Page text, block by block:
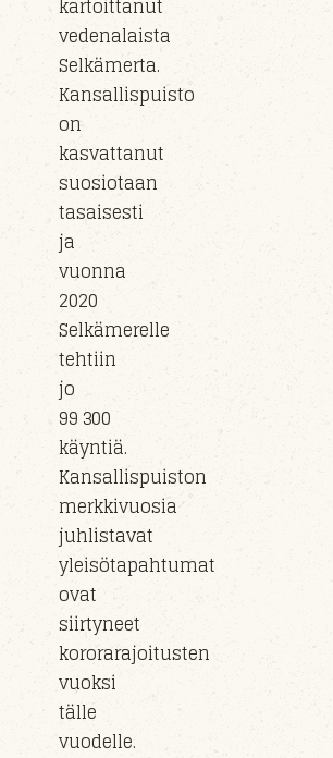
kartoittanut
vedenalaista
Selkämerta.
Kansallispuisto
on
kasvattanut
suosiotaan
tasaisesti
ja
vuonna
2020
Selkämerelle
tehtiin
jo
99 300
käyntiä.
Kansallispuiston
merkkivuosia
juhlistavat
yleisötapahtumat
ovat
siirtyneet
kororarajoitusten
vuoksi
tälle
vuodelle.